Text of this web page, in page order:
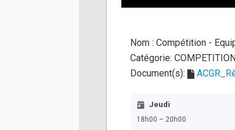
Nom : Compétition -
Catégorie:
Document(s):
Jeudi
18h00 – 20h00